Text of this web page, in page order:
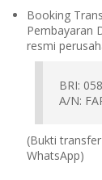
Booking
Pembayaran
resmi
BRI:
A/N:
(Bukti
WhatsApp)